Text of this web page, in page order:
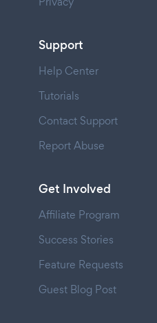
Support
Help Center
Tutorials
Contact Support
Report Abuse
Get Involved
Affiliate Program
Success Stories
Feature Requests
Guest Blog Post